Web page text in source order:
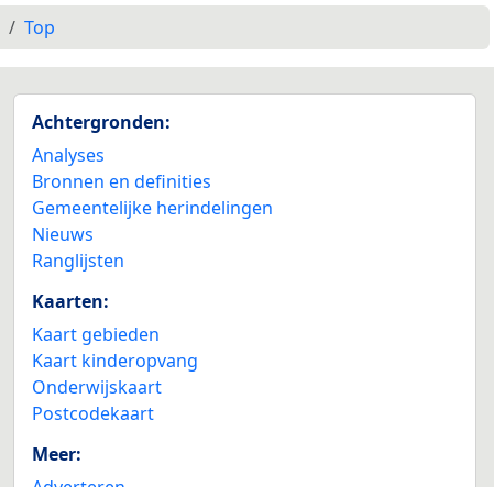
Top
Achtergronden:
Analyses
Bronnen en definities
Gemeentelijke herindelingen
Nieuws
Ranglijsten
Kaarten:
Kaart gebieden
Kaart kinderopvang
Onderwijskaart
Postcodekaart
Meer: